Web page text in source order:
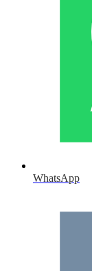
WhatsApp